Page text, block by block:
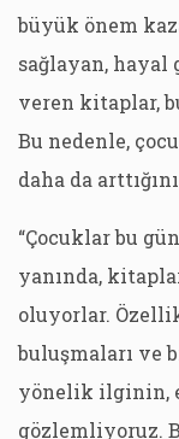
büyük önem
sağlayan, hayal
veren kitaplar,
Bu nedenle,
daha da
“Çocuklar bu
yanında,
oluyorlar.
buluşmaları ve
yönelik ilginin,
gözlemliyoruz.